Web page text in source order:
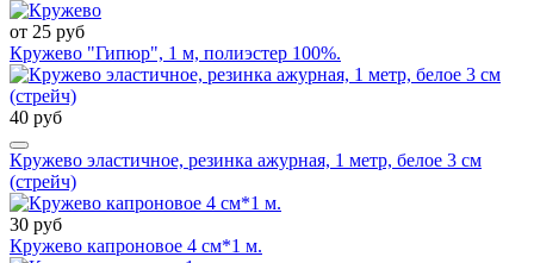
от 25 руб
Кружево "Гипюр", 1 м, полиэстер 100%.
40 руб
Кружево эластичное, резинка ажурная, 1 метр, белое 3 см
(стрейч)
30 руб
Кружево капроновое 4 см*1 м.